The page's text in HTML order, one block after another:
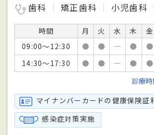
歯科
矯正歯科 小児歯科
時間 月 火 水 木 金
09:00～12:30
● ● － ● ●
14:30～17:30
● ● － ● ●
診療
マイナンバーカードの健康保険証
感染症対策実施